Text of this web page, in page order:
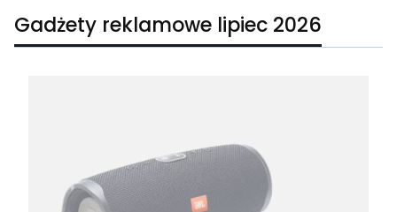
Gadżety reklamowe lipiec 2026